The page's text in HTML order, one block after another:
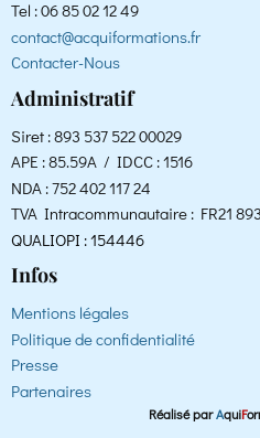
Tel : 06 85 02 12 49
contact@acquiformations.fr
Contacter-Nous
Administratif
Siret : 893 537 522 00029
APE : 85.59A / IDCC : 1516
NDA : 752 402 117 24
TVA Intracommunautaire : FR21
QUALIOPI : 154446
Infos
Mentions légales
Politique de confidentialité
Presse
Partenaires
Réalisé parAquiF